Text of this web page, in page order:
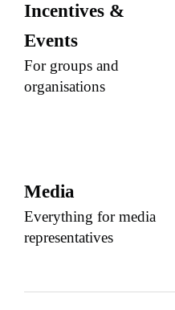
Incentives &
Events
For groups and
organisations
Media
Everything for media
representatives